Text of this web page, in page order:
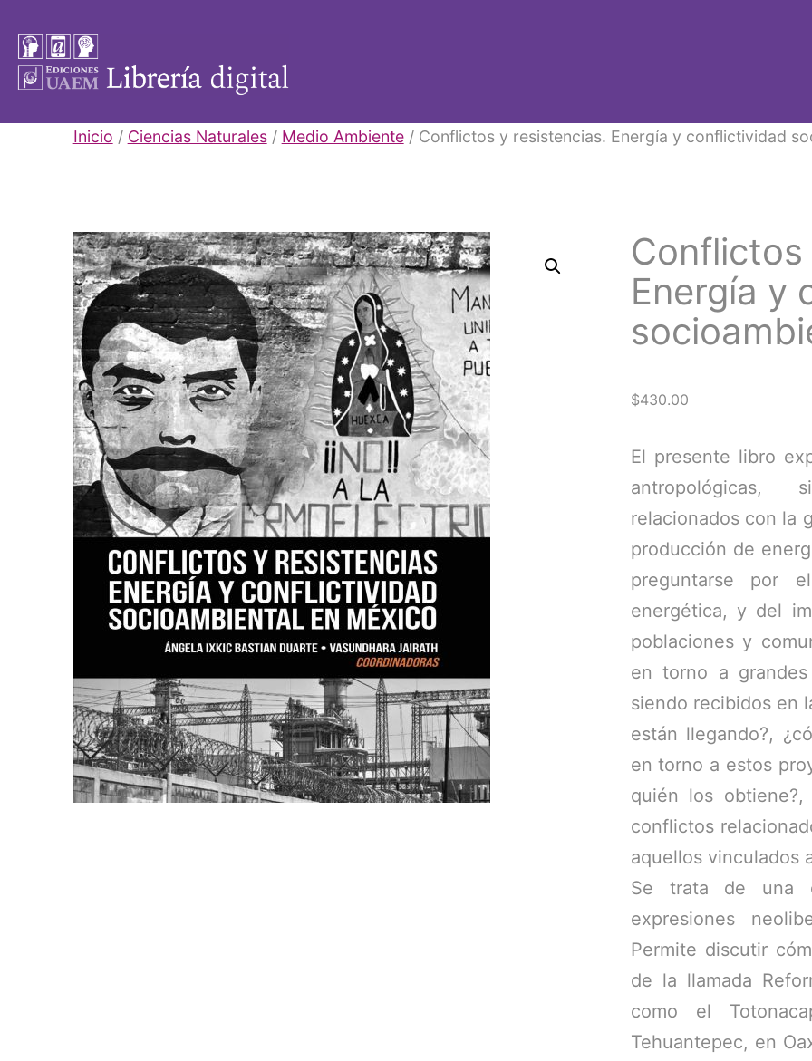
contenido
Libros
Inicio / Ciencias Naturales/ Medio Ambiente/ Conflictos y resistencias. Energía y conflictividad
Energía y
$430.00
El presente libro
antropológicas,
relacionados con la
producción de
preguntarse por
energética, y del
poblaciones y
en torno a
siendo recibidos en
están llegando?,
en torno a estos
quién los
conflictos
aquellos vinculados
Se trata de una
expresiones
Permite discutir
de la llamada
como el
Tehuantepec, en